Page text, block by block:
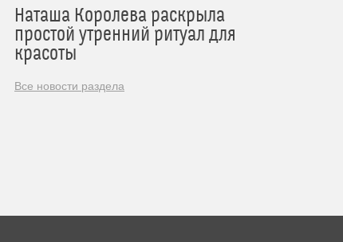
Наташа Королева раскрыла
простой утренний ритуал для
красоты
Все новости раздела